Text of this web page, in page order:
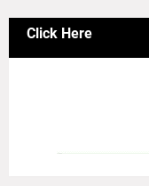
Click Here